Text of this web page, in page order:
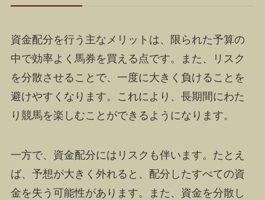
資金配分を行う主なメリットは、限られた予算の
中で効率よく馬券を買える点です。また、リスク
を分散させることで、一度に大きく負けることを
避けやすくなります。これにより、長期間にわた
り競馬を楽しむことができるようになります。
一方で、資金配分にはリスクも伴います。たとえ
ば、予想が大きく外れると、配分したすべての資
金を失う可能性があります。また、資金を分散し